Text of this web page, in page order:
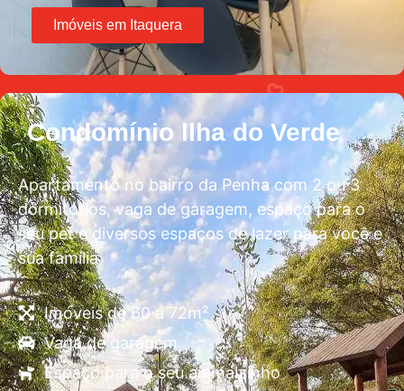
Imóveis em Itaquera
Condomínio llha do Verde
Apartamento no bairro da Penha com 2 ou 3
dormitórios, vaga de garagem, espaço para o
seu pet e diversos espaços de lazer para você e
sua família
Imóveis de 60 a 72m²
Vaga de garagem
Espaço para o seu animalzinho